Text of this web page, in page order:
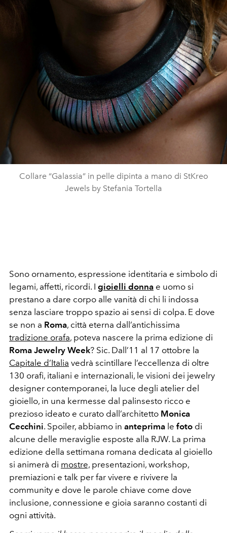
Collare “Galassia” in pelle dipinta a mano di StKreo
Jewels by Stefania Tortella
Sono ornamento, espressione identitaria e simbolo di
legami, affetti, ricordi. I gioielli donna e uomo si
prestano a dare corpo alle vanità di chi li indossa
senza lasciare troppo spazio ai sensi di colpa. E dove
se non a Roma, città eterna dall’antichissima
tradizione orafa, poteva nascere la prima edizione di
Roma Jewelry Week? Sic. Dall’11 al 17 ottobre la
Capitale d’Italia vedrà scintillare l’eccellenza di oltre
130 orafi, italiani e internazionali, le visioni dei jewelry
designer contemporanei, la luce degli atelier del
gioiello, in una kermesse dal palinsesto ricco e
prezioso ideato e curato dall’architetto Monica
Cecchini. Spoiler, abbiamo in anteprima le foto di
alcune delle meraviglie esposte alla RJW. La prima
edizione della settimana romana dedicata al gioiello
si animerà di mostre, presentazioni, workshop,
premiazioni e talk per far vivere e rivivere la
community e dove le parole chiave come dove
inclusione, connessione e gioia saranno costanti di
ogni attività.